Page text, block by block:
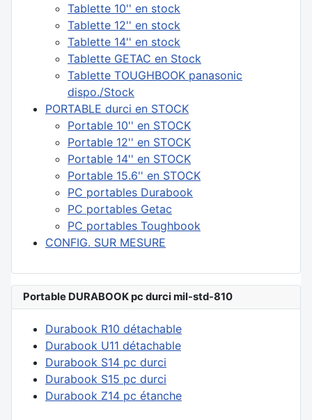
Tablette 10'' en stock
Tablette 12'' en stock
Tablette 14'' en stock
Tablette GETAC en Stock
Tablette TOUGHBOOK panasonic
dispo./Stock
PORTABLE durci en STOCK
Portable 10'' en STOCK
Portable 12'' en STOCK
Portable 14'' en STOCK
Portable 15.6'' en STOCK
PC portables Durabook
PC portables Getac
PC portables Toughbook
CONFIG. SUR MESURE
Portable DURABOOK pc durci mil-std-810
Durabook R10 détachable
Durabook U11 détachable
Durabook S14 pc durci
Durabook S15 pc durci
Durabook Z14 pc étanche